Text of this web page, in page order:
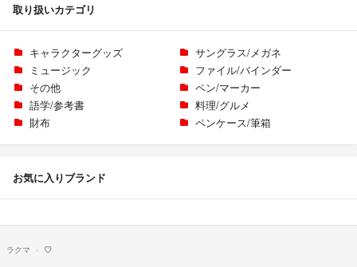
取り扱いカテゴリ
キャラクターグッズ
サングラス/メガネ
ミュージック
ファイル/バインダー
その他
ペン/マーカー
語学/参考書
料理/グルメ
財布
ペンケース/筆箱
お気に入りブランド
ラクマ ♡